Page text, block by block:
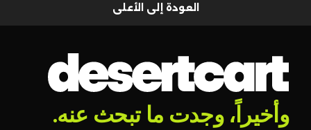
العودة إلى الأعلى
وأخيراً، وجدت ما تبحث عنه.